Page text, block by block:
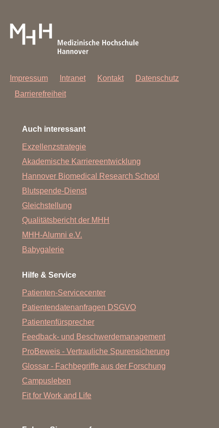
Impressum Intranet Kontakt
Datenschutz
Barrierefreiheit
Auch interessant
Exzellenzstrategie
Akademische Karriereentwicklung
Hannover Biomedical Research School
Blutspende-Dienst
Gleichstellung
Qualitätsbericht der MHH
MHH-Alumni e.V.
Babygalerie
Hilfe & Service
Patienten-Servicecenter
Patientendatenanfragen DSGVO
Patientenfürsprecher
Feedback- und Beschwerdemanagement
ProBeweis - Vertrauliche Spurensicherung
Glossar - Fachbegriffe aus der Forschung
Campusleben
Fit for Work and Life